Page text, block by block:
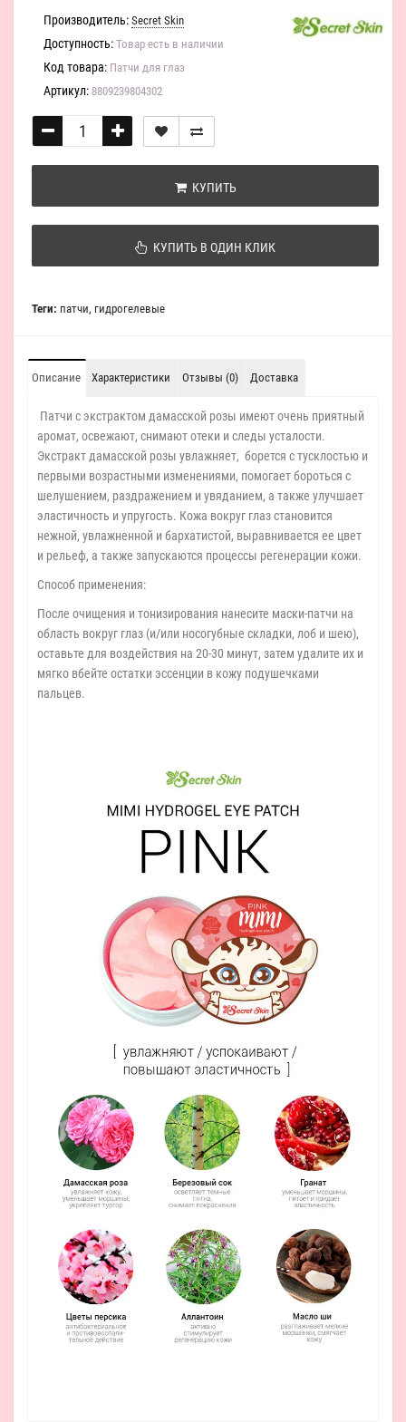
Производитель: Secret Skin
Доступность: Товар есть в наличии
Код товара: Патчи для глаз
Артикул: 8809239804302
КУПИТЬ
КУПИТЬ В ОДИН КЛИК
Теги: патчи, гидрогелевые
Описание Характеристики Отзывы (0) Доставка
Патчи с экстрактом дамасской розы имеют очень приятный
аромат, освежают, снимают отеки и следы усталости.
Экстракт дамасской розы увлажняет, борется с тусклостью и
первыми возрастными изменениями, помогает бороться с
шелушением, раздражением и увяданием, а также улучшает
эластичность и упругость. Кожа вокруг глаз становится
нежной, увлажненной и бархатистой, выравнивается ее цвет
и рельеф, а также запускаются процессы регенерации кожи.
Способ применения:
После очищения и тонизирования нанесите маски-патчи на
область вокруг глаз (и/или носогубные складки, лоб и шею),
оставьте для воздействия на 20-30 минут, затем удалите их и
мягко вбейте остатки эссенции в кожу подушечками
пальцев.